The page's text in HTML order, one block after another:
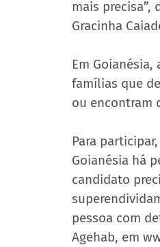
mais precisa”,
Gracinha
Em
famílias que
ou encontram
Para
Goianésia há
candidato
pessoa com
Agehab, em